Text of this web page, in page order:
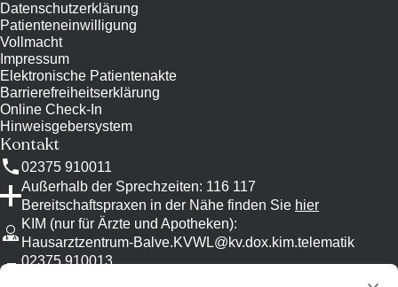
Datenschutzerklärung
Patienteneinwilligung
Vollmacht
Impressum
Elektronische Patientenakte
Barrierefreiheitserklärung
Online Check-In
Hinweisgebersystem
Kontakt
02375 910011
Außerhalb der Sprechzeiten: 116 117
Bereitschaftspraxen in der Nähe finden Sie hier
KIM (nur für Ärzte und Apotheken):
Hausarztzentrum-Balve.KVWL@kv.dox.kim.telematik
02375 910013